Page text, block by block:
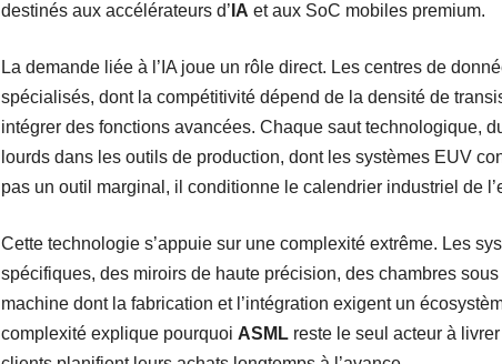
destinés aux accélérateurs d’ IA et aux SoC mobiles premium.
La demande liée à l’IA joue un rôle direct. Les centres de
spécialisés, dont la compétitivité dépend de la densité de
intégrer des fonctions avancées. Chaque saut technologique,
lourds dans les outils de production, dont les systèmes EUV
pas un outil marginal, il conditionne le calendrier industriel de
Cette technologie s’appuie sur une complexité extrême. Les
spécifiques, des miroirs de haute précision, des chambres
machine dont la fabrication et l’intégration exigent un
complexité explique pourquoi ASML reste le seul acteur à